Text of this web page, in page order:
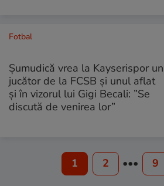
Fotbal
Șumudică vrea la Kayserispor un
jucător de la FCSB și unul aflat
și în vizorul lui Gigi Becali: ”Se
discută de venirea lor”
1 2 ••• 9